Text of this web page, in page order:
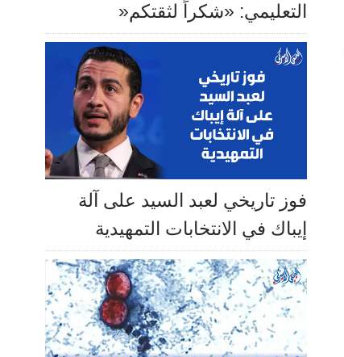
التعليمي: «شكراً لثقتكم«
فوز تاريخي لعبد السيد على آلة
إيباك في الانتخابات التمهيدية